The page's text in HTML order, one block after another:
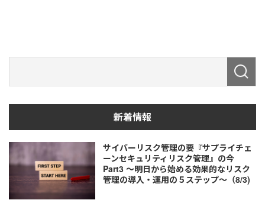
新着情報
サイバーリスク管理の要『サプライチェ
ーンセキュリティリスク管理』の今
Part3 ～明日から始める効果的なリスク
管理の導入・運用の５ステップ～（8/3)